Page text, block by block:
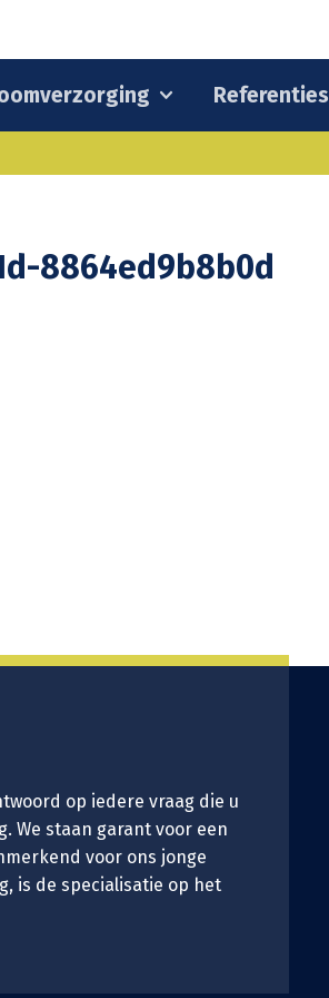
Referenties
8864ed9b8b0d
op iedere vraag die u
We staan garant voor een
voor ons jonge
is de specialisatie op het